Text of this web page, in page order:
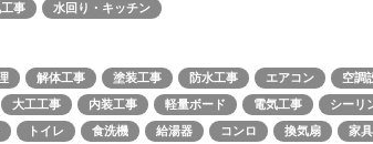
事 水回り・キッチン
解体工事 塗装工事 防水工事 エアコン 空調
大工工事 内装工事 軽量ボード 電気工事 シーリ
トイレ 食洗機 給湯器 コンロ 換気扇 家